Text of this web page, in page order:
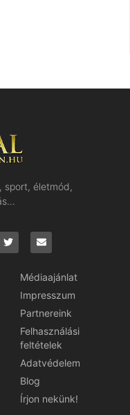
sport, életmód,
Médiaajánlat
Impresszum
Partnereink
Felhasználási
feltételek
Adatvédelem
Blog
Írjon nekünk!